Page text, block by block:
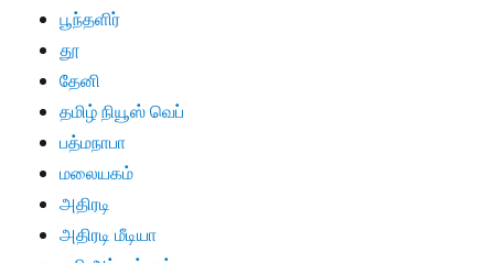
பூந்தளிர்
தூ
தேனி
தமிழ் நியூஸ் வெப்
பத்மநாபா
மலையகம்
அதிரடி
அதிரடி மீடியா